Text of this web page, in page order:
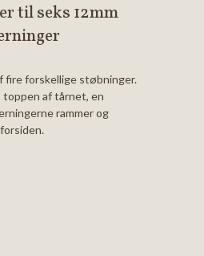
til seks 12mm
fire forskellige støbninger.
af tårnet, en
rammer og